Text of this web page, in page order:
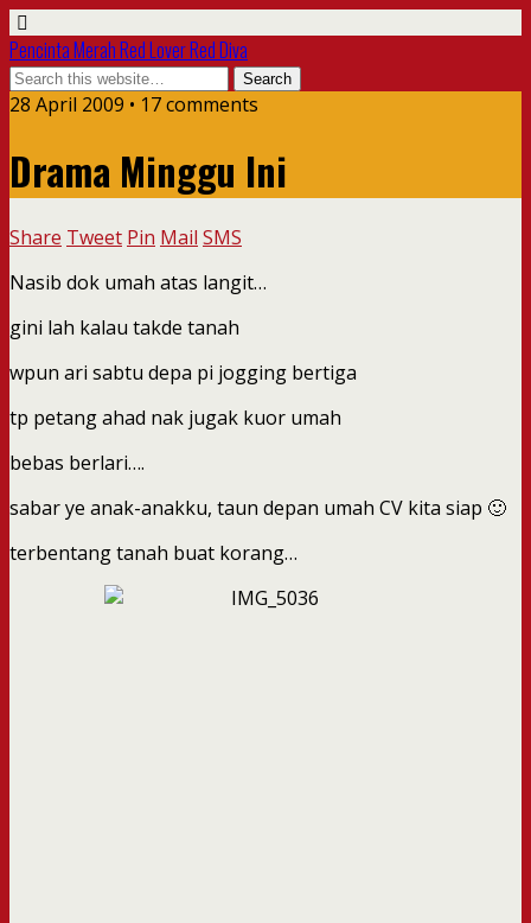
Pencinta Merah Red Lover Red Diva
28 April 2009 • 17 comments
Drama Minggu Ini
Share Tweet Pin Mail SMS
Nasib dok umah atas langit…
gini lah kalau takde tanah
wpun ari sabtu depa pi jogging bertiga
tp petang ahad nak jugak kuor umah
bebas berlari….
sabar ye anak-anakku, taun depan umah CV kita siap 🙂
terbentang tanah buat korang…